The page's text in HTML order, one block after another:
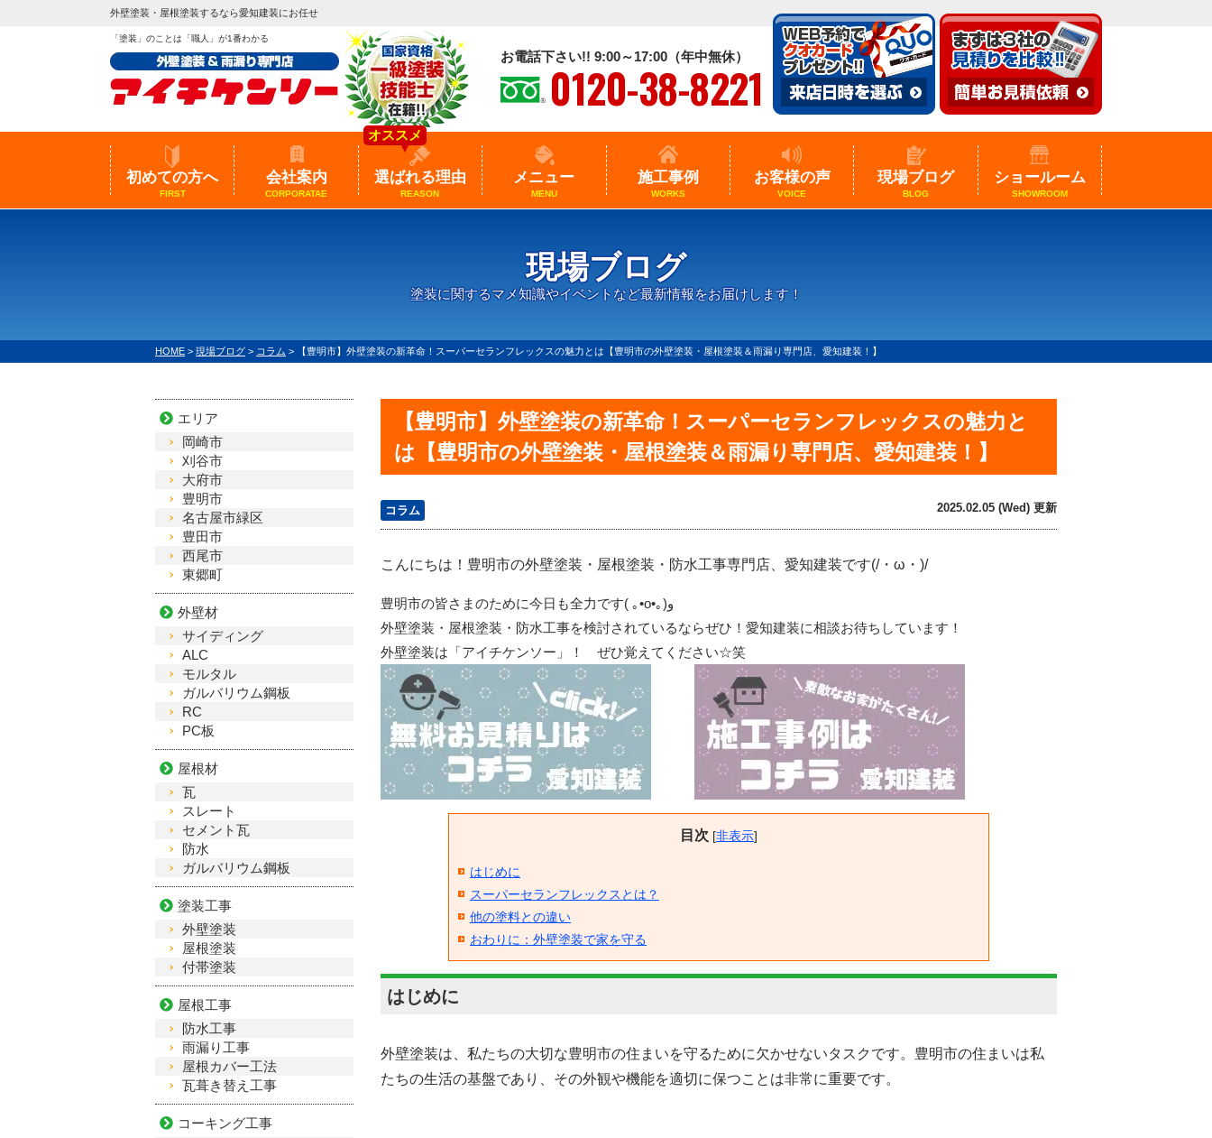
外壁塗装・屋根塗装するなら愛知建装にお任せ
「塗装」のことは「職人」が1番わかる
お電話下さい!! 9:00～17:00（年中無休）
0120-38-8221
初めての方へ
FIRST
会社案内
CORPORATAE
選ばれる理由
REASON
オススメ
メニュー
MENU
施工事例
WORKS
お客様の声
VOICE
現場ブログ
BLOG
ショールーム
SHOWROOM
現場ブログ
塗装に関するマメ知識やイベントなど最新情報をお届けします！
HOME > 現場ブログ > コラム > 【豊明市】外壁塗装の新革命！スーパーセランフレックスの魅力とは【豊明市の外壁塗装・屋根塗装＆雨漏り専門店、愛知建装！】
【豊明市】外壁塗装の新革命！スーパーセランフレックスの魅力と
は【豊明市の外壁塗装・屋根塗装＆雨漏り専門店、愛知建装！】
コラム 2025.02.05 (Wed) 更新
こんにちは！豊明市の外壁塗装・屋根塗装・防水工事専門店、愛知建装です(/・ω・)/
豊明市の皆さまのために今日も全力です( ｡•o•｡)و
外壁塗装・屋根塗装・防水工事を検討されているならぜひ！愛知建装に相談お待ちしています！
外壁塗装は「アイチケンソー」！ ぜひ覚えてください☆笑
目次 [非表示]
はじめに
スーパーセランフレックスとは？
他の塗料との違い
おわりに：外壁塗装で家を守る
はじめに
外壁塗装は、私たちの大切な豊明市の住まいを守るために欠かせないタスクです。豊明市の住まいは私
たちの生活の基盤であり、その外観や機能を適切に保つことは非常に重要です。
エリア
岡崎市
刈谷市
大府市
豊明市
名古屋市緑区
豊田市
西尾市
東郷町
外壁材
サイディング
ALC
モルタル
ガルバリウム鋼板
RC
PC板
屋根材
瓦
スレート
セメント瓦
防水
ガルバリウム鋼板
塗装工事
外壁塗装
屋根塗装
付帯塗装
屋根工事
防水工事
雨漏り工事
屋根カバー工法
瓦葺き替え工事
コーキング工事